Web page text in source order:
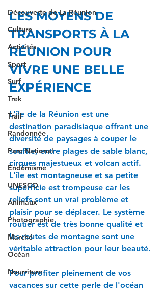
Découverte de La Réunion
Culture
Activités
Sport
Surf
Trek
Trail
Randonnée
Parc National
Endémisme
UNESCO
Animaux
Photographie
Marché
Océan
Nourriture
LES MOYENS DE
TRANSPORTS À LA
RÉUNION POUR
VIVRE UNE BELLE
EXPÉRIENCE
L'île de la Réunion est une
destination paradisiaque offrant une
diversité de paysages à couper le
souffle, entre plages de sable blanc,
cirques majestueux et volcan actif.
L'île est montagneuse et sa petite
superficie est trompeuse car les
reliefs sont un vrai problème et
plaisir pour se déplacer. Le système
routier est de très bonne qualité et
les routes de montagne sont une
véritable attraction pour leur beauté.
Pour profiter pleinement de vos
vacances sur cette perle de l'océan